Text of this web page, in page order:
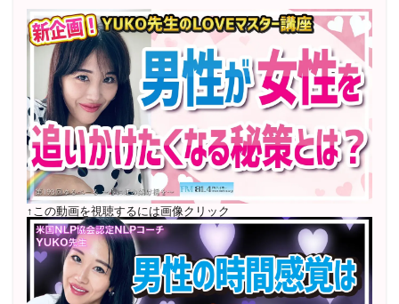
2022年7月〜12月 グループセッション開始 限定10名
様 随時満席
2022年4月 米国NLP協会認定NLPコーチ及び日本NLP能
力開発協会認定NLPコーチ資格取得
↑この動画を視聴するには画像クリック